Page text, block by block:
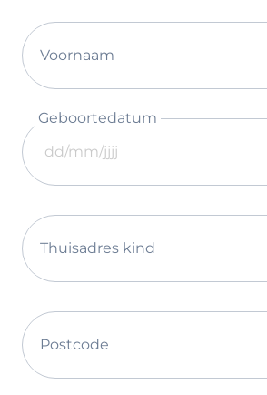
Voornaam
Geboortedatum
Thuisadres kind
Postcode